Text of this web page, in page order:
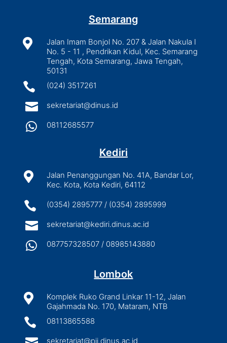
Semarang

Jalan Imam Bonjol No. 207 & Jalan Nakula I
No. 5 - 11 , Pendrikan Kidul, Kec. Semarang
Tengah, Kota Semarang, Jawa Tengah,
50131
 (024) 3517261
 sekretariat@dinus.id
 08112685577
Kediri

Jalan Penanggungan No. 41A, Bandar Lor,
Kec. Kota, Kota Kediri, 64112
 (0354) 2895777 / (0354) 2895999
 sekretariat@kediri.dinus.ac.id
 087757328507 / 08985143880
Lombok

Komplek Ruko Grand Linkar 11-12, Jalan
Gajahmada No. 170, Mataram, NTB
 08113865588
sekretariat@pjj.dinus.ac.id